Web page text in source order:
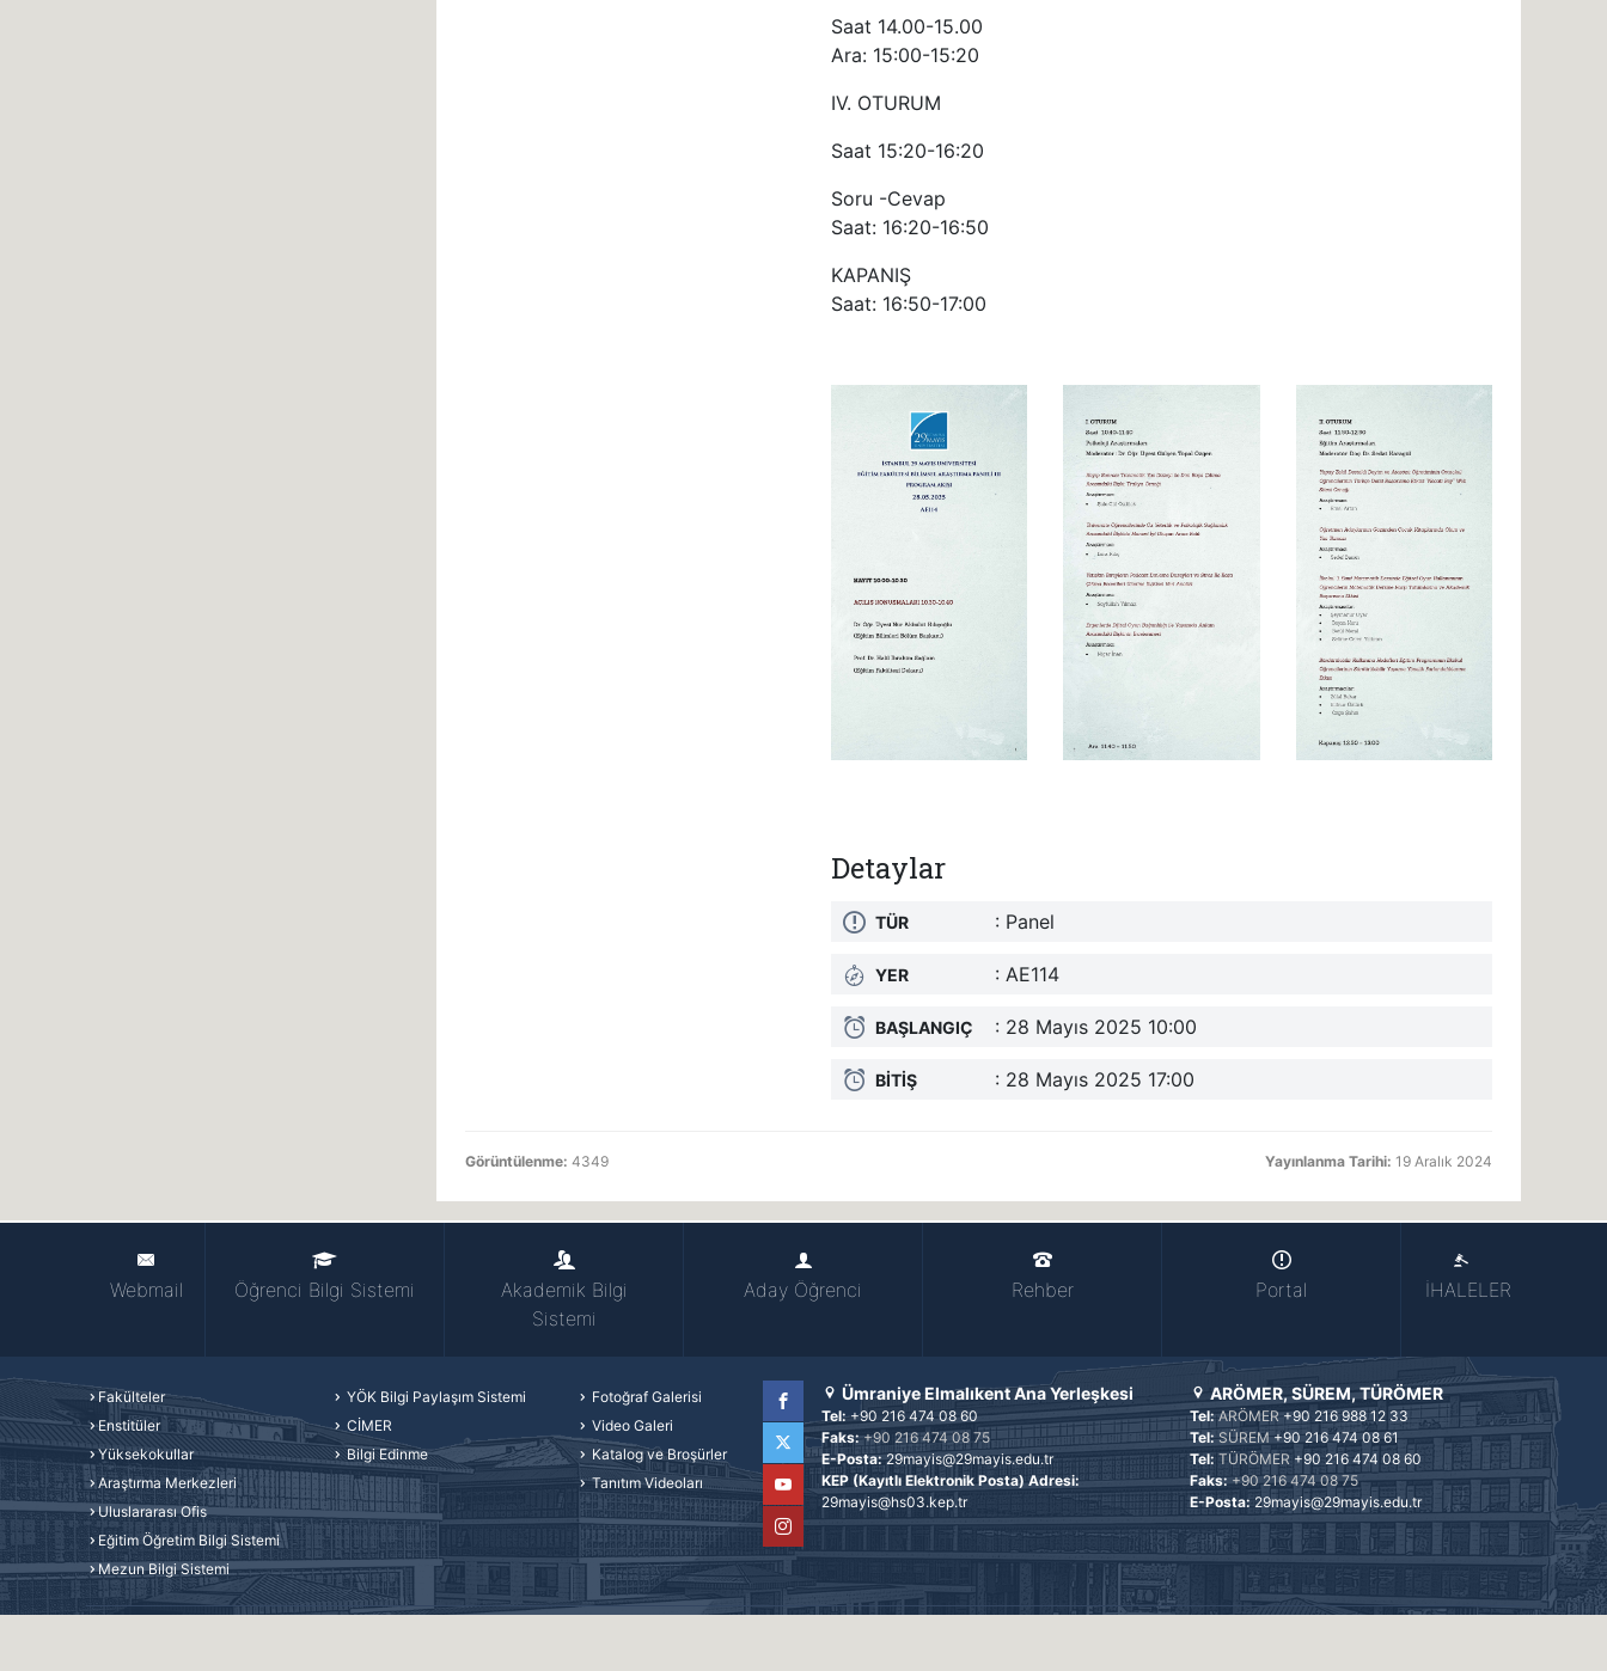
Saat 14.00-15.00
Ara: 15:00-15:20
IV. OTURUM
Saat 15:20-16:20
Soru -Cevap
Saat: 16:20-16:50
KAPANIŞ
Saat: 16:50-17:00
Detaylar
TÜR : Panel
YER : AE114
BAŞLANGIÇ : 28 Mayıs 2025 10:00
BITIŞ : 28 Mayıs 2025 17:00
Görüntülenme: 4349 Yayınlanma Tarihi: 19 Aralık 2024
Webmail Öğrenci Bilgi Sistemi
Akademik Bilgi
Sistemi
Aday Öğrenci Rehber Portal İHALELER
Fakülteler
Enstitüler
Yüksekokullar
Araştırma Merkezleri
Uluslararası Ofis
Eğitim Öğretim Bilgi Sistemi
Mezun Bilgi Sistemi
YÖK Bilgi Paylaşım Sistemi
CİMER
Bilgi Edinme
Fotoğraf Galerisi
Video Galeri
Katalog ve Broşürler
Tanıtım Videoları
Facebook
Twitter
YouTube
Instagram
Ümraniye Elmalıkent Ana Yerleşkesi
Tel: +90 216 474 08 60
Faks: +90 216 474 08 75
E-Posta: 29mayis@29mayis.edu.tr
KEP (Kayıtlı Elektronik Posta) Adresi:
29mayis@hs03.kep.tr
ARÖMER, SÜREM, TÜRÖMER
Tel:ARÖMER+90 216 988 12 33
Tel:SÜREM+90 216 474 08 61
Tel: TÜRÖMER +90 216 474 08 60
Faks: +90 216 474 08 75
E-Posta: 29mayis@29mayis.edu.tr